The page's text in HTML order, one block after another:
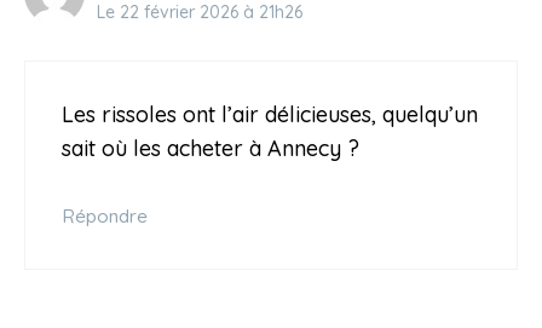
Le 22 février 2026 à 21h26
Les rissoles ont l’air délicieuses, quelqu’un
sait où les acheter à Annecy ?
Répondre